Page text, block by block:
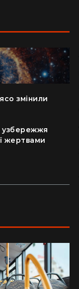
змінили
узбережжя
жертвами